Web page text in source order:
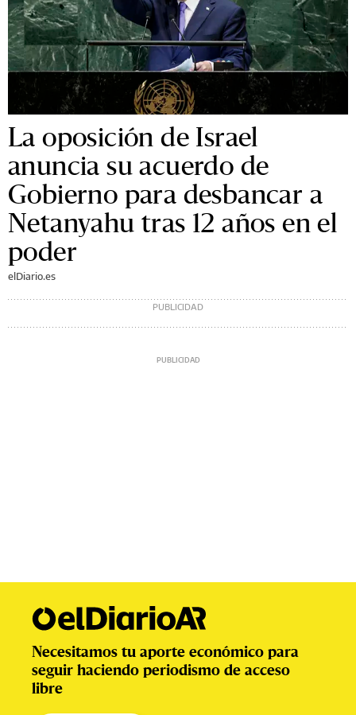
La oposición de Israel
anuncia su acuerdo de
Gobierno para desbancar a
Netanyahu tras 12 años en el
poder
elDiario.es
Necesitamos tu aporte económico para
seguir haciendo periodismo de acceso
libre